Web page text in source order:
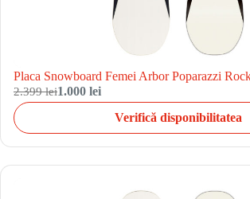
Placa Snowboard Femei Arbor Poparazzi
2.399 lei1.000 lei
Verifică disponibilitatea